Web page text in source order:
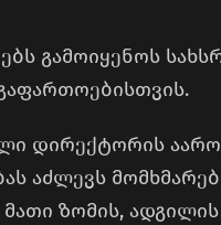
გამოიყენოს
დირექტორის
აძლევს
ზომის,